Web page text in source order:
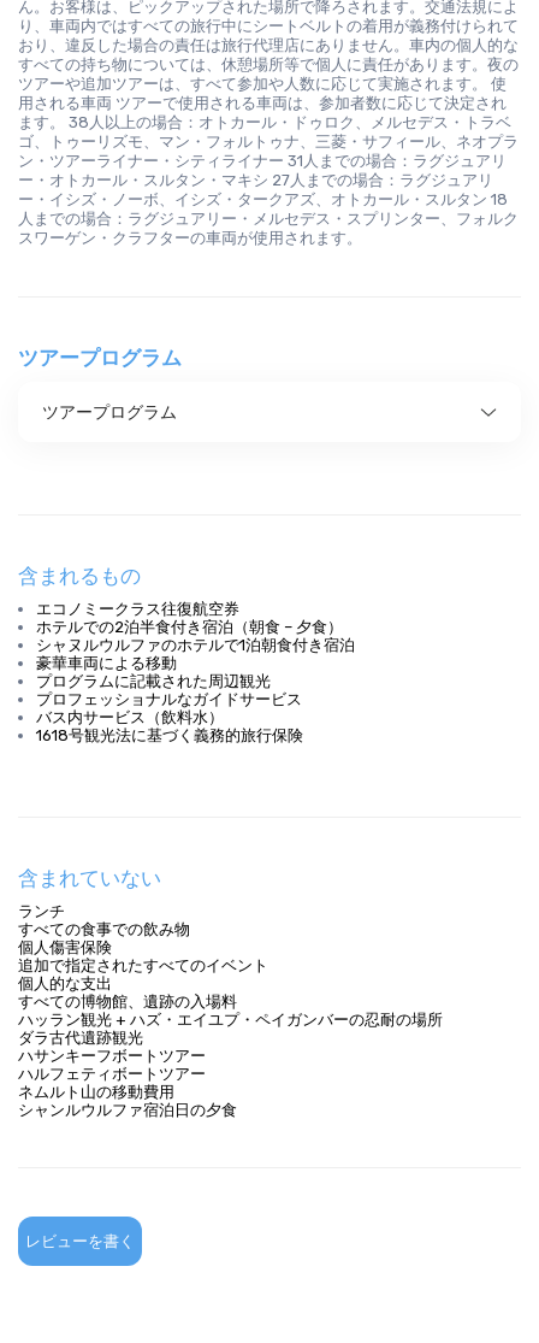
ん。お客様は、ピックアップされた場所で降ろされます。交通法規によ
り、車両内ではすべての旅行中にシートベルトの着用が義務付けられて
おり、違反した場合の責任は旅行代理店にありません。車内の個人的な
すべての持ち物については、休憩場所等で個人に責任があります。夜の
ツアーや追加ツアーは、すべて参加や人数に応じて実施されます。 使
用される車両 ツアーで使用される車両は、参加者数に応じて決定され
ます。 38人以上の場合：オトカール・ドゥロク、メルセデス・トラベ
ゴ、トゥーリズモ、マン・フォルトゥナ、三菱・サフィール、ネオプラ
ン・ツアーライナー・シティライナー 31人までの場合：ラグジュアリ
ー・オトカール・スルタン・マキシ 27人までの場合：ラグジュアリ
ー・イシズ・ノーボ、イシズ・タークアズ、オトカール・スルタン 18
人までの場合：ラグジュアリー・メルセデス・スプリンター、フォルク
スワーゲン・クラフターの車両が使用されます。
ツアープログラム
ツアープログラム
含まれるもの
エコノミークラス往復航空券
ホテルでの2泊半食付き宿泊（朝食 – 夕食）
シャヌルウルファのホテルで1泊朝食付き宿泊
豪華車両による移動
プログラムに記載された周辺観光
プロフェッショナルなガイドサービス
バス内サービス（飲料水）
1618号観光法に基づく義務的旅行保険
含まれていない
ランチ
すべての食事での飲み物
個人傷害保険
追加で指定されたすべてのイベント
個人的な支出
すべての博物館、遺跡の入場料
ハッラン観光 + ハズ・エイユプ・ペイガンバーの忍耐の場所
ダラ古代遺跡観光
ハサンキーフボートツアー
ハルフェティボートツアー
ネムルト山の移動費用
シャンルウルファ宿泊日の夕食
レビューを書く